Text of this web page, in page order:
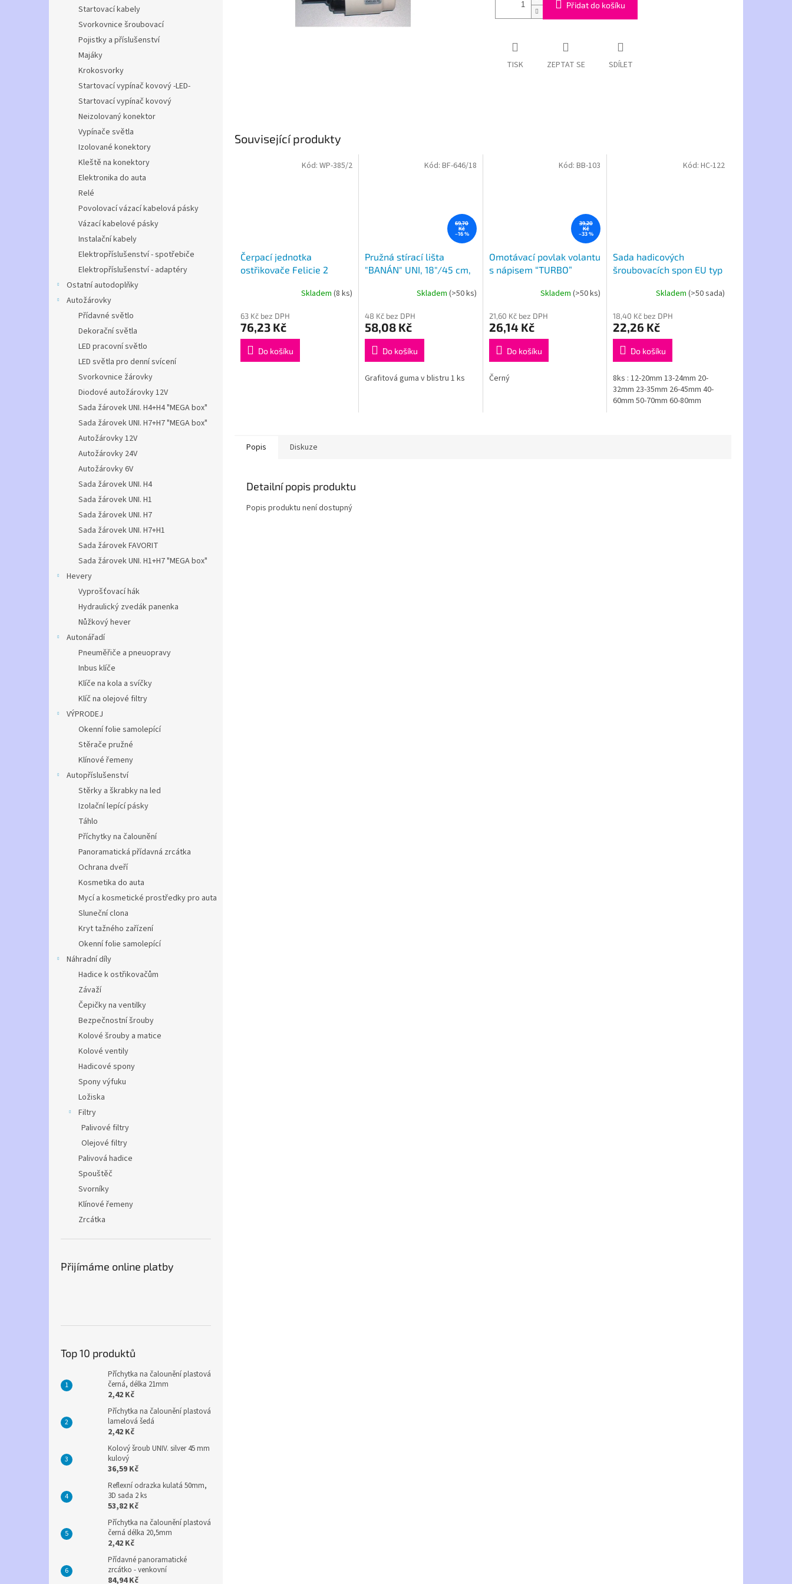
Startovací kabely
Svorkovnice šroubovací
Pojistky a příslušenství
Majáky
Krokosvorky
Startovací vypínač kovový -LED-
Startovací vypínač kovový
Neizolovaný konektor
Vypínače světla
Izolované konektory
Kleště na konektory
Elektronika do auta
Relé
Povolovací vázací kabelová pásky
Vázací kabelové pásky
Instalační kabely
Elektropříslušenství - spotřebiče
Elektropříslušenství - adaptéry
Ostatní autodoplňky
Autožárovky
Přídavné světlo
Dekorační světla
LED pracovní světlo
LED světla pro denní svícení
Svorkovnice žárovky
Diodové autožárovky 12V
Sada žárovek UNI. H4+H4 "MEGA box"
Sada žárovek UNI. H7+H7 "MEGA box"
Autožárovky 12V
Autožárovky 24V
Autožárovky 6V
Sada žárovek UNI. H4
Sada žárovek UNI. H1
Sada žárovek UNI. H7
Sada žárovek UNI. H7+H1
Sada žárovek FAVORIT
Sada žárovek UNI. H1+H7 "MEGA box"
Hevery
Vyprošťovací hák
Hydraulický zvedák panenka
Nůžkový hever
Autonářadí
Pneuměřiče a pneuopravy
Inbus klíče
Klíče na kola a svíčky
Klíč na olejové filtry
VÝPRODEJ
Okenní folie samolepící
Stěrače pružné
Klínové řemeny
Autopříslušenství
Stěrky a škrabky na led
Izolační lepící pásky
Táhlo
Příchytky na čalounění
Panoramatická přídavná zrcátka
Ochrana dveří
Kosmetika do auta
Mycí a kosmetické prostředky pro auta
Sluneční clona
Kryt tažného zařízení
Okenní folie samolepící
Náhradní díly
Hadice k ostřikovačům
Závaží
Čepičky na ventilky
Bezpečnostní šrouby
Kolové šrouby a matice
Kolové ventily
Hadicové spony
Spony výfuku
Ložiska
Filtry
Palivové filtry
Olejové filtry
Palivová hadice
Spouštěč
Svorníky
Klínové řemeny
Zrcátka
Přijímáme online platby
Top 10 produktů
Příchytka na čalounění plastová
černá, délka 21mm
2,42 Kč
Příchytka na čalounění plastová
lamelová šedá
2,42 Kč
Kolový šroub UNIV. silver 45 mm
kulový
36,59 Kč
Reflexní odrazka kulatá 50mm,
3D sada 2 ks
53,82 Kč
Příchytka na čalounění plastová
černá délka 20,5mm
2,42 Kč
Přídavné panoramatické
zrcátko - venkovní
84,94 Kč
Přidat do košíku
TISK ZEPTAT SE SDÍLET
Související produkty
Čerpací jednotka
ostřikovače Felicie 2
Skladem (8 ks)
63 Kč bez DPH
76,23 Kč
Do košíku
Kód: WP-385/2
69,70
Kč
–16 %
Pružná stírací lišta
"BANÁN" UNI, 18"/45 cm,
Skladem (>50 ks)
48 Kč bez DPH
58,08 Kč
Do košíku
Grafitová guma v blistru 1 ks
Kód: BF-646/18
39,20
Kč
–33 %
Omotávací povlak volantu
s nápisem “TURBO”
Skladem(>50 ks)
21,60 Kč bez DPH
26,14 Kč
Do košíku
Černý
Kód:BB-103
Sada hadicových
šroubovacích spon EU typ
Skladem (>50 sada)
18,40 Kč bez DPH
22,26 Kč
Do košíku
8ks : 12-20mm 13-24mm 20-
32mm 23-35mm 26-45mm 40-
60mm 50-70mm 60-80mm
Kód: HC-122
Popis Diskuze
Detailní popis produktu
Popis produktu není dostupný